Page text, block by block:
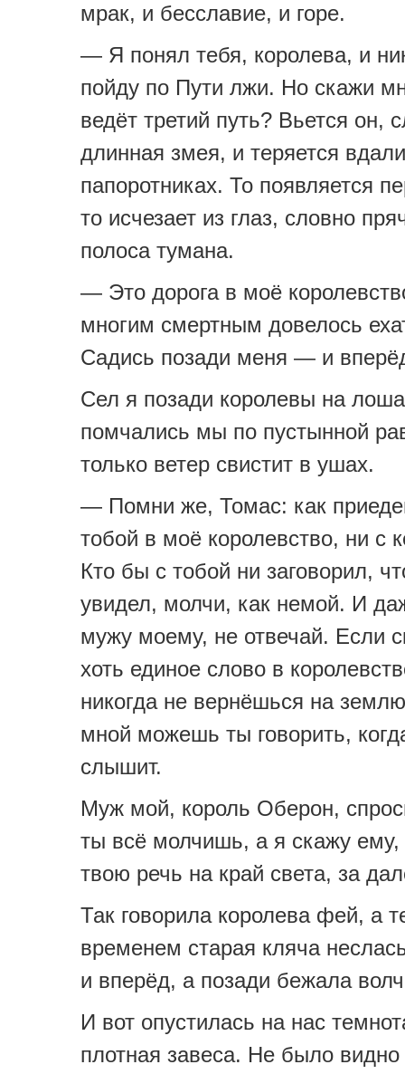
мрак, и бесславие, и горе.
— Я понял тебя, королева, и
пойду по Пути лжи. Но скажи
ведёт третий путь? Вьется он,
длинная змея, и теряется
папоротниках. То появляется
то исчезает из глаз, словно
полоса тумана.
— Это дорога в моё
многим смертным довелось
Садись позади меня — и
Сел я позади королевы на
помчались мы по пустынной
только ветер свистит в ушах.
— Помни же, Томас: как
тобой в моё королевство, ни с
Кто бы с тобой ни заговорил,
увидел, молчи, как немой. И
мужу моему, не отвечай. Если
хоть единое слово в
никогда не вернёшься на
мной можешь ты говорить,
слышит.
Муж мой, король Оберон,
ты всё молчишь, а я скажу ему,
твою речь на край света, за
Так говорила королева фей, а
временем старая кляча
и вперёд, а позади бежала
И вот опустилась на нас
плотная завеса. Не было